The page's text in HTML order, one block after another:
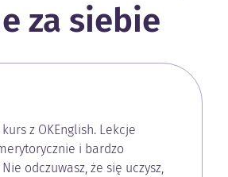
za siebie
z OKEnglish. Lekcje
i bardzo
odczuwasz, że się uczysz,